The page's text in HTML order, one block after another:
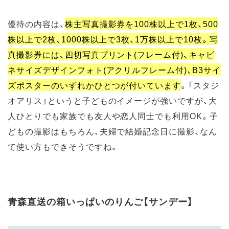
優待の内容は、株主写真撮影券を100株以上で1枚、500
株以上で2枚、1000株以上で3枚、1万株以上で10枚。写
真撮影券には、四切写真プリント(フレーム付)、キャビ
ネサイズデザインフォト(アクリルフレーム付)、B3サイ
ズポスターのいずれかひとつが付いています。「スタジ
オアリス」というと子どものイメージが強いですが、大
人ひとりでも家族でも友人や恋人同士でも利用OK。子
どもの撮影はもちろん、夫婦で結婚記念日に撮影、なん
て使い方もできそうですね。
青森直送の箱いっぱいのりんご【サンデー】